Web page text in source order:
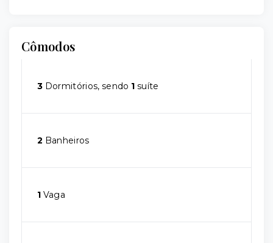
Cômodos
3 Dormitórios, sendo 1 suíte
2 Banheiros
1 Vaga